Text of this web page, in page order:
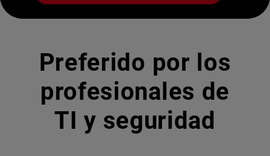
Preferido por los
profesionales de
TI y seguridad